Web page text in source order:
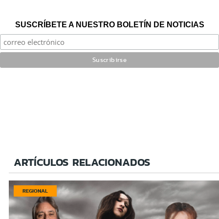
SUSCRÍBETE A NUESTRO BOLETÍN DE NOTICIAS
ARTÍCULOS RELACIONADOS
REGIONAL